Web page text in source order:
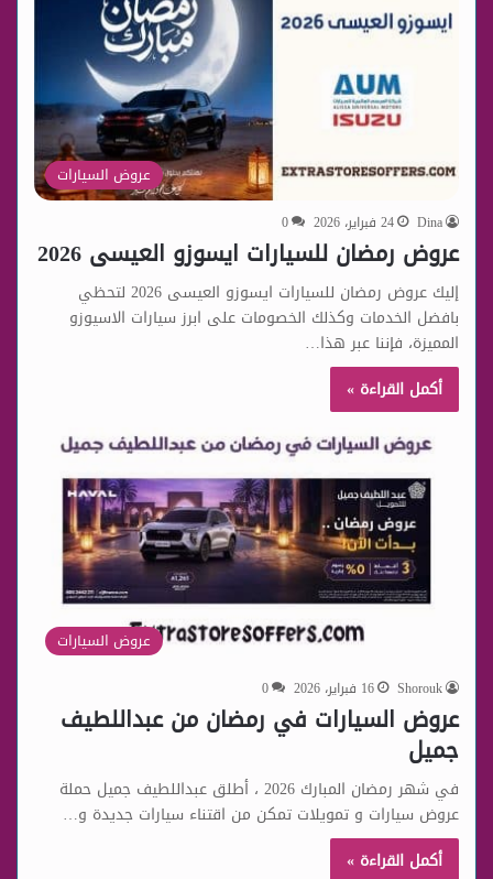
عروض السيارات
Dina 24 فبراير، 2026 0
عروض رمضان للسيارات ايسوزو العيسى 2026
إليك عروض رمضان للسيارات ايسوزو العيسى 2026 لتحظي
بافضل الخدمات وكذلك الخصومات على ابرز سيارات الاسيوزو
المميزة، فإننا عبر هذا…
أكمل القراءة »
عروض السيارات
Shorouk 16 فبراير، 2026 0
عروض السيارات في رمضان من عبداللطيف
جميل
في شهر رمضان المبارك 2026 ، أطلق عبداللطيف جميل حملة
عروض سيارات و تمويلات تمكن من اقتناء سيارات جديدة و…
أكمل القراءة »